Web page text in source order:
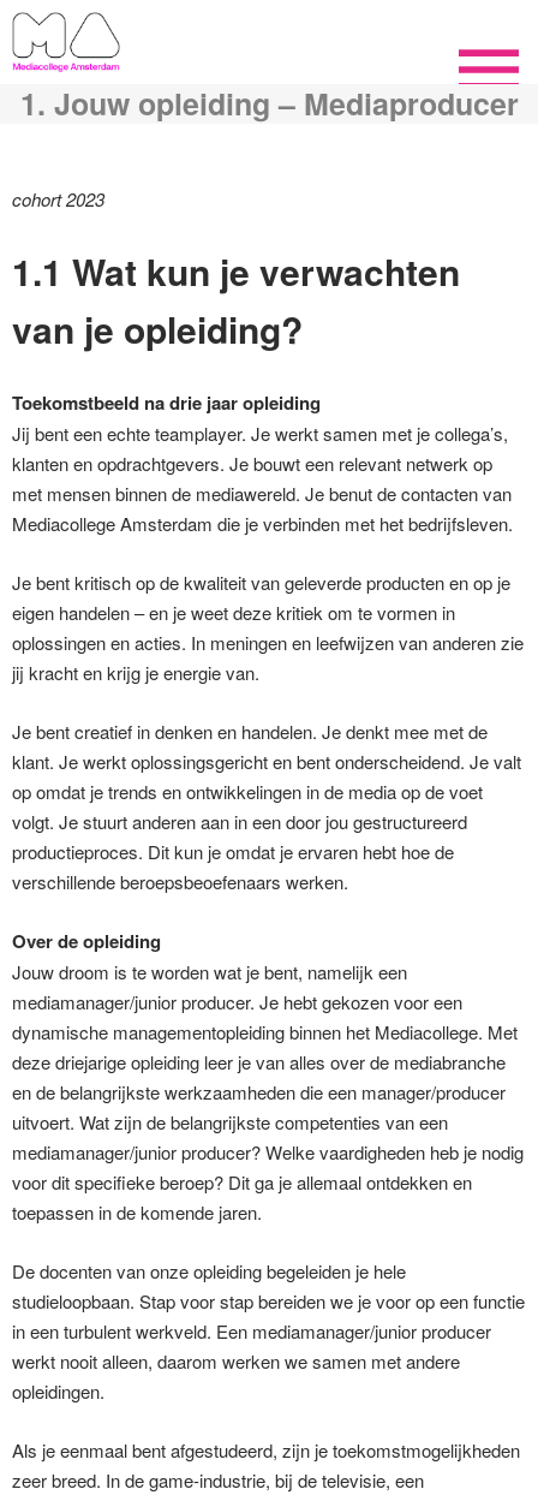
1. Jouw opleiding – Mediaproducer
cohort 2023
1.1 Wat kun je verwachten
van je opleiding?
Toekomstbeeld na drie jaar opleiding
Jij bent een echte teamplayer. Je werkt samen met je collega’s,
klanten en opdrachtgevers. Je bouwt een relevant netwerk op
met mensen binnen de mediawereld. Je benut de contacten van
Mediacollege Amsterdam die je verbinden met het bedrijfsleven.
Je bent kritisch op de kwaliteit van geleverde producten en op je
eigen handelen – en je weet deze kritiek om te vormen in
oplossingen en acties. In meningen en leefwijzen van anderen zie
jij kracht en krijg je energie van.
Je bent creatief in denken en handelen. Je denkt mee met de
klant. Je werkt oplossingsgericht en bent onderscheidend. Je valt
op omdat je trends en ontwikkelingen in de media op de voet
volgt. Je stuurt anderen aan in een door jou gestructureerd
productieproces. Dit kun je omdat je ervaren hebt hoe de
verschillende beroepsbeoefenaars werken.
Over de opleiding
Jouw droom is te worden wat je bent, namelijk een
mediamanager/junior producer. Je hebt gekozen voor een
dynamische managementopleiding binnen het Mediacollege. Met
deze driejarige opleiding leer je van alles over de mediabranche
en de belangrijkste werkzaamheden die een manager/producer
uitvoert. Wat zijn de belangrijkste competenties van een
mediamanager/junior producer? Welke vaardigheden heb je nodig
voor dit specifieke beroep? Dit ga je allemaal ontdekken en
toepassen in de komende jaren.
De docenten van onze opleiding begeleiden je hele
studieloopbaan. Stap voor stap bereiden we je voor op een functie
in een turbulent werkveld. Een mediamanager/junior producer
werkt nooit alleen, daarom werken we samen met andere
opleidingen.
Als je eenmaal bent afgestudeerd, zijn je toekomstmogelijkheden
zeer breed. In de game-industrie, bij de televisie, een